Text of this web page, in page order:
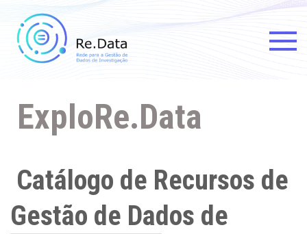
Rede para a Gestão de Dados
ExploRe.Data
Catálogo de Recursos de
Gestão de Dados de